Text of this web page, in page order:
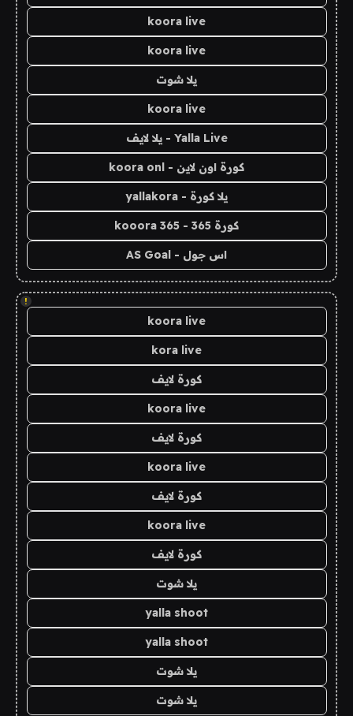
koora live
koora live
يلا شوت
koora live
Yalla Live - يلا لايف
كورة اون لاين - koora onl
يلا كورة - yallakora
كورة 365 - kooora 365
اس جول - AS Goal
!
koora live
kora live
كورة لايف
koora live
كورة لايف
koora live
كورة لايف
koora live
كورة لايف
يلا شوت
yalla shoot
yalla shoot
يلا شوت
يلا شوت